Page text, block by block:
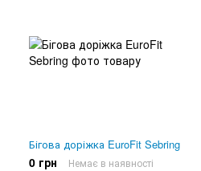
Бігова доріжка EuroFit Sebring
0 грн Немає в наявності